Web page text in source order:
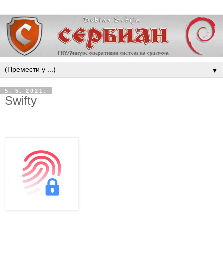
▼
5. 5. 2021.
Swifty